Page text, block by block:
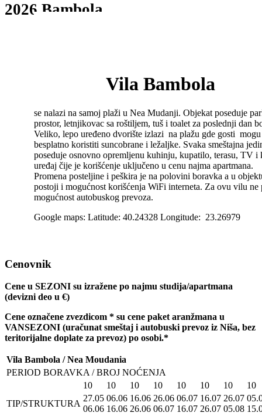
2026 Bambola
Vila Bambola
se nalazi na samoj plaži u Nea Mudanji. Objekat poseduje
prostor, letnjikovac sa roštiljem, tuš i toalet za poslednji dan
Veliko, lepo uređeno dvorište izlazi na plažu gde gosti mogu
besplatno koristiti suncobrane i ležaljke. Svaka smeštajna
poseduje osnovno opremljenu kuhinju, kupatilo, terasu, TV i
uređaj čije je korišćenje uključeno u cenu najma apartmana.
Promena posteljine i peškira je na polovini boravka a u
postoji i mogućnost korišćenja WiFi interneta. Za ovu vilu ne
mogućnost autobuskog prevoza.
Google maps: Latitude: 40.24328 Longitude: 23.26979
Cenovnik
Cene u SEZONI su izražene po najmu studija/apartmana
(devizni deo u €)
Cene označene zvezdicom * su cene paket aranžmana u
VANSEZONI (uračunat smeštaj i autobuski prevoz iz Niša, bez
teritorijalne doplate za prevoz) po osobi.*
Vila Bambola / Nea Moudania
PERIOD BORAVKA / BROJ NOĆENJA
10
10 10 10 10 10 10
10
TIP/STRUKTURA
27.05
06.06
06.06
16.06
16.06
26.06
26.06
06.07
06.07
16.07
16.07
26.07
26.07
05.08